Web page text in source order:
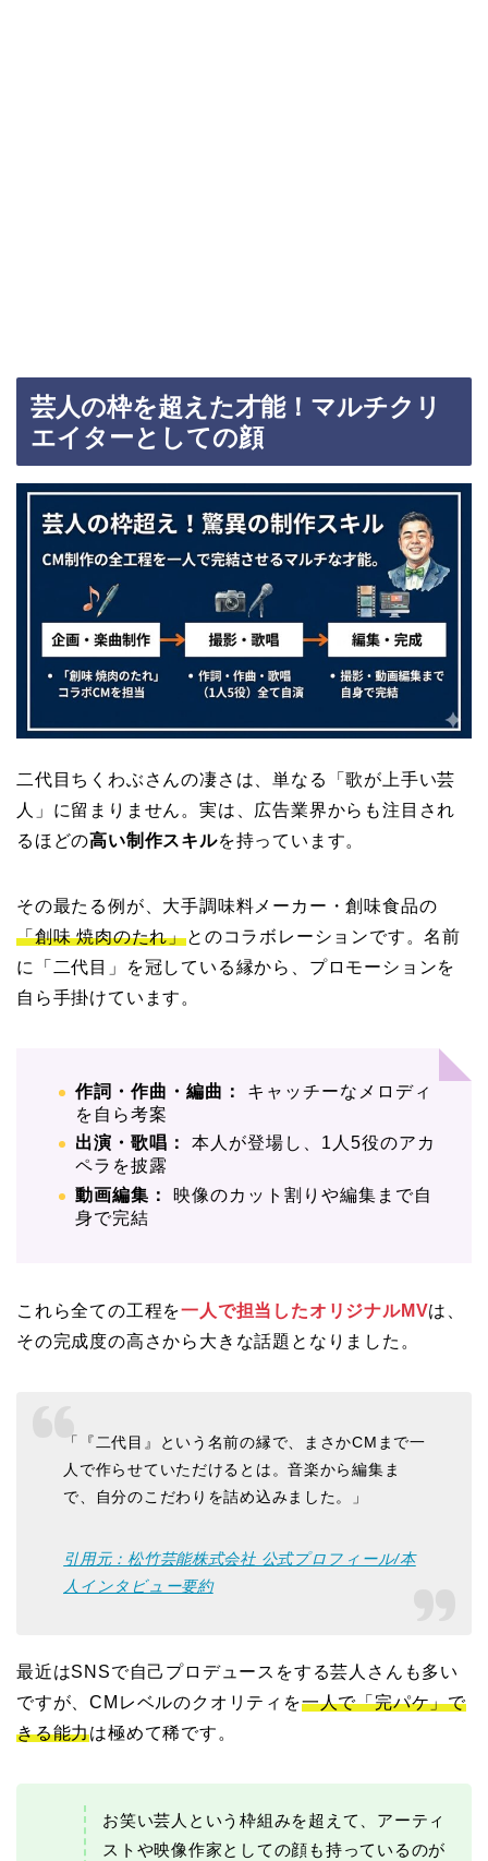
芸人の枠を超えた才能！マルチクリ
エイターとしての顔
二代目ちくわぶさんの凄さは、単なる「歌が上手い芸
人」に留まりません。実は、広告業界からも注目され
るほどの高い制作スキルを持っています。
その最たる例が、大手調味料メーカー・創味食品の
「創味 焼肉のたれ」とのコラボレーションです。名前
に「二代目」を冠している縁から、プロモーションを
自ら手掛けています。
作詞・作曲・編曲：
キャッチーなメロディ
を自ら考案
出演・歌唱：
本人が登場し、1人5役のアカ
ペラを披露
動画編集：
映像のカット割りや編集まで自
身で完結
これら全ての工程を一人で担当したオリジナルMVは、
その完成度の高さから大きな話題となりました。
「『二代目』という名前の縁で、まさかCMまで一
人で作らせていただけるとは。音楽から編集ま
で、自分のこだわりを詰め込みました。」
引用元：松竹芸能株式会社 公式プロフィール/本
人インタビュー要約
最近はSNSで自己プロデュースをする芸人さんも多い
ですが、CMレベルのクオリティを一人で「完パケ」で
きる能力は極めて稀です。
お笑い芸人という枠組みを超えて、アーティ
ストや映像作家としての顔も持っているのが